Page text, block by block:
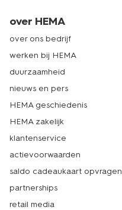
over HEMA
over ons bedrijf
werken bij HEMA
duurzaamheid
nieuws en pers
HEMA geschiedenis
HEMA zakelijk
klantenservice
actievoorwaarden
saldo cadeaukaart opvragen
partnerships
retail media